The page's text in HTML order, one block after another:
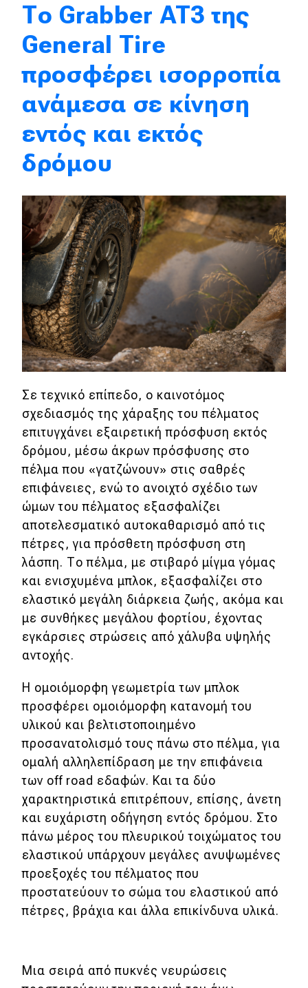
WRC
Motorsport
Eco
Νέα
Τεχνολογία
Mobility
Σταθμοί φόρτισης
Classic
Νέα
Παρουσιάσεις
DRIVE Away
MOTO
Μεταχειρισμένο
Οδηγός αγοράς
Συμβουλές
Χρηστικά
Συμβουλές
ΚΤΕΟ
Οδική βοήθεια
eDRIVE
DRIVE USED
Το Grabber AT3 της
General Tire
προσφέρει ισορροπία
ανάμεσα σε κίνηση
εντός και εκτός
δρόμου
Σε τεχνικό επίπεδο, o καινοτόμος
σχεδιασμός της χάραξης του πέλματος
επιτυγχάνει εξαιρετική πρόσφυση εκτός
δρόμου, μέσω άκρων πρόσφυσης στο
πέλμα που «γατζώνουν» στις σαθρές
επιφάνειες, ενώ το ανοιχτό σχέδιο των
ώμων του πέλματος εξασφαλίζει
αποτελεσματικό αυτοκαθαρισμό από τις
πέτρες, για πρόσθετη πρόσφυση στη
λάσπη. Το πέλμα, με στιβαρό μίγμα γόμας
και ενισχυμένα μπλοκ, εξασφαλίζει στο
ελαστικό μεγάλη διάρκεια ζωής, ακόμα και
με συνθήκες μεγάλου φορτίου, έχοντας
εγκάρσιες στρώσεις από χάλυβα υψηλής
αντοχής.
Η ομοιόμορφη γεωμετρία των μπλοκ
προσφέρει ομοιόμορφη κατανομή του
υλικού και βελτιστοποιημένο
προσανατολισμό τους πάνω στο πέλμα, για
ομαλή αλληλεπίδραση με την επιφάνεια
των off road εδαφών. Και τα δύο
χαρακτηριστικά επιτρέπουν, επίσης, άνετη
και ευχάριστη οδήγηση εντός δρόμου. Στο
πάνω μέρος του πλευρικού τοιχώματος του
ελαστικού υπάρχουν μεγάλες ανυψωμένες
προεξοχές του πέλματος που
προστατεύουν το σώμα του ελαστικού από
πέτρες, βράχια και άλλα επικίνδυνα υλικά.
Μια σειρά από πυκνές νευρώσεις